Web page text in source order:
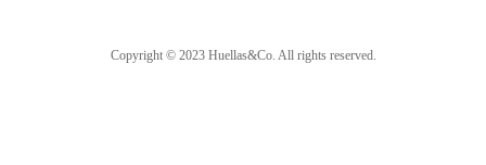
Copyright © 2023 Huellas&Co. All rights reserved.